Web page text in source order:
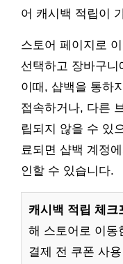
어 캐시백 적립이
스토어 페이지로
선택하고 장바구
이때, 샵백을 통하
접속하거나, 다른
립되지 않을 수 있
료되면 샵백 계정
인할 수 있습니다.
캐시백 적립 체크
해 스토어로 이동
결제 전 쿠폰 사